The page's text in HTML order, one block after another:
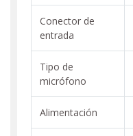
Conector de
entrada
Tipo de
micrófono
Alimentación